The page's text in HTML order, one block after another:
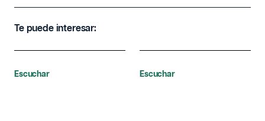
Te puede interesar:
Escuchar Escuchar